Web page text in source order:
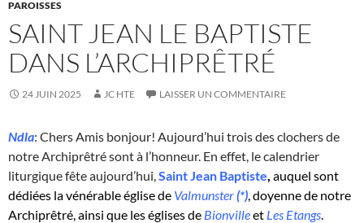
PAROISSES
SAINT JEAN LE BAPTISTE
DANS L’ARCHIPRÊTRÉ
24 JUIN 2025 JC HTE LAISSER UN COMMENTAIRE
Ndla: Chers Amis bonjour! Aujourd’hui trois des clochers de
notre Archiprêtré sont à l’honneur. En effet, le calendrier
liturgique fête aujourd’hui,Saint Jean Baptiste, auquel sont
dédiées la vénérable église de Valmunster(*), doyenne de notre
Archiprêtré, ainsi que les églises de Bionvilleet Les Etangs.